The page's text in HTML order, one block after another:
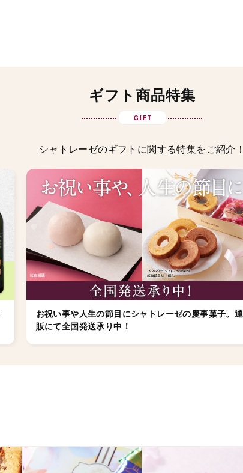
ギフト商品特集
GIFT
シャトレーゼのギフトに関する特集をご紹介！
お祝い事や人生の節目にシャトレーゼの慶事菓子。通
販にて全国発送承り中！